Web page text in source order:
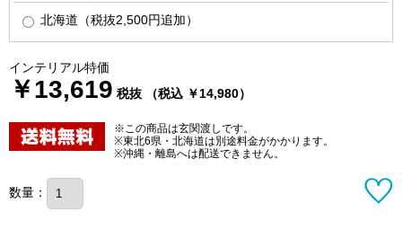
北海道（税抜2,500円追加）
インテリアル特価
￥13,619 税抜 （税込 ￥14,980）
※この商品は玄関渡しです。
※東北6県・北海道は別途料金がかかります。
※沖縄・離島へは配送できません。
数量：